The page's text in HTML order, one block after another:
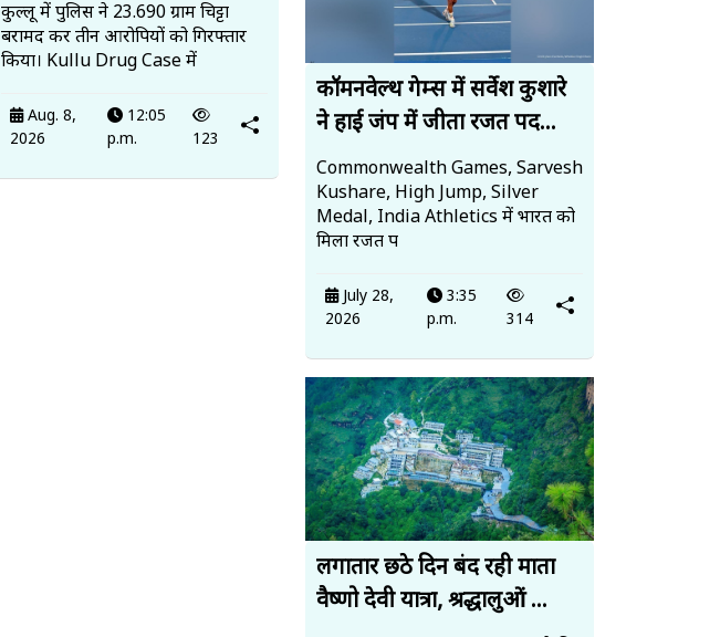
कुल्लू में पुलिस ने 23.690 ग्राम चिट्टा
बरामद कर तीन आरोपियों को गिरफ्तार
किया। Kullu Drug Case में
Aug. 8,
2026
12:05
p.m.
123
कॉमनवेल्थ गेम्स में सर्वेश कुशारे
ने हाई जंप में जीता रजत पद...
Commonwealth Games, Sarvesh
Kushare, High Jump, Silver
Medal, India Athletics में भारत को
मिला रजत प
July 28,
2026
3:35
p.m.
314
लगातार छठे दिन बंद रही माता
वैष्णो देवी यात्रा, श्रद्धालुओं ...